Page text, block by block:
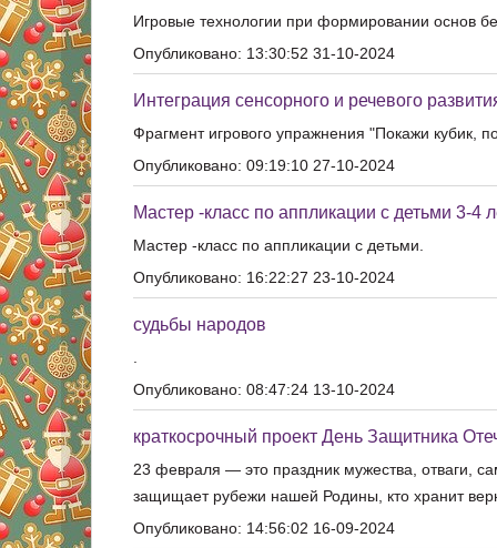
Игровые технологии при формировании основ
Опубликовано: 13:30:52 31-10-2024
Интеграция сенсорного и речевого
Фрагмент игрового упражнения "Покажи кубик,
Опубликовано: 09:19:10 27-10-2024
Мастер -класс по аппликации с детьми 3-
Мастер -класс по аппликации с детьми.
Опубликовано: 16:22:27 23-10-2024
судьбы народов
Опубликовано: 08:47:24 13-10-2024
краткосрочный проект День Защитника
23 февраля — это праздник мужества, отваги,
защищает рубежи нашей Родины, кто хранит
Опубликовано: 14:56:02 16-09-2024